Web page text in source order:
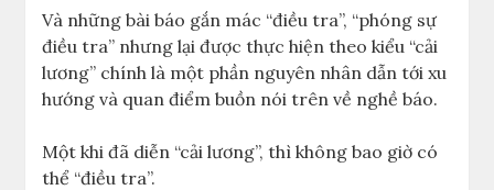
Và những bài báo gắn mác “điều tra”, “phóng sự
điều tra” nhưng lại được thực hiện theo kiểu “cải
lương” chính là một phần nguyên nhân dẫn tới xu
hướng và quan điểm buồn nói trên về nghề báo.
Một khi đã diễn “cải lương”, thì không bao giờ có
thể “điều tra”.